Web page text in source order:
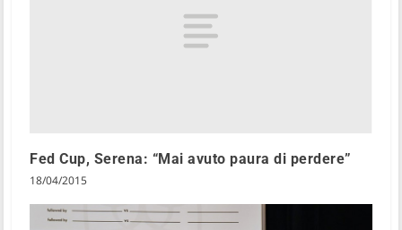
Fed Cup, Serena: “Mai avuto paura di perdere”
18/04/2015